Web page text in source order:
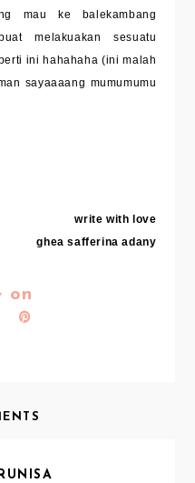
mau ke balekambang
melakuakan sesuatu
ini hahahaha (ini malah
sayaaaang mumumumu
write with love
ghea safferina adany
on